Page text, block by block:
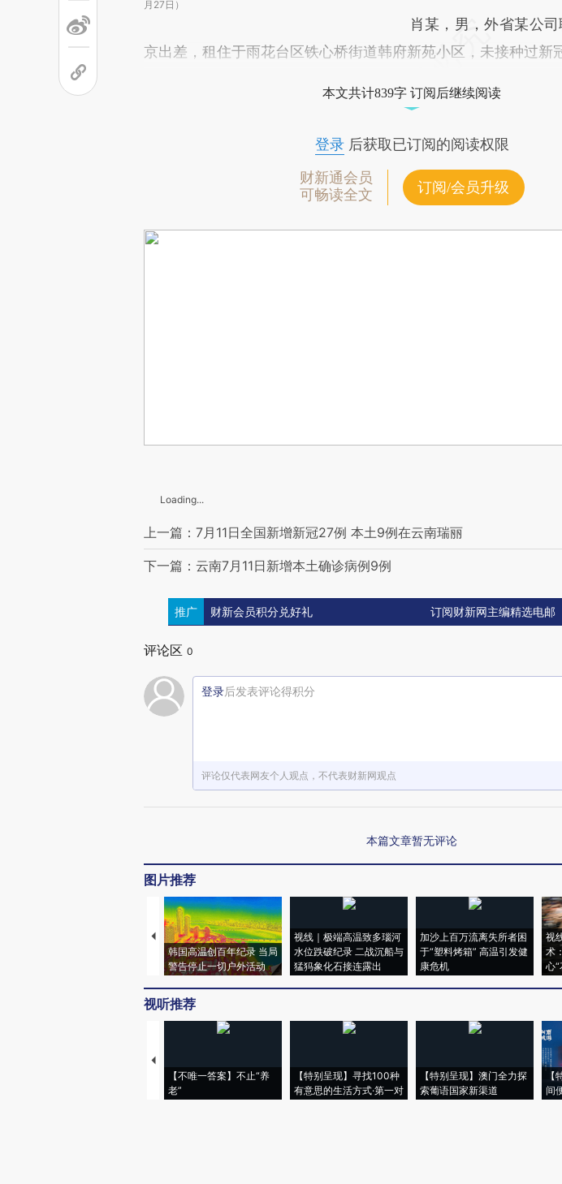
月27日）
肖某，男，外省某公司
京出差，租住于雨花台区铁心桥街道韩府新苑小区，未接种过新
本文共计839字 订阅后继续阅读
登录后获取已订阅的阅读权限
财新通会员
可畅读全文
订阅/会员升级
Loading...
上一篇：7月11日全国新增新冠27例 本土9例在云南瑞丽
下一篇：云南7月11日新增本土确诊病例9例
推广 财新会员积分兑好礼 订阅财新网主编精选电邮
评论区 0
登录后发表评论得积分
评论仅代表网友个人观点，不代表财新网观点
本篇文章暂无评论
图片推荐
韩国高温创百年纪录 当局
警告停止一切户外活动
视线｜极端高温致多瑙河
水位跌破纪录 二战沉船与
猛犸象化石接连露出
加沙上百万流离失所者困
于“塑料烤箱” 高温引发健
康危机
视
术
心“
视听推荐
【不唯一答案】不止“养
老”
【特别呈现】寻找100种
有意思的生活方式·第一对
【特别呈现】澳门全力探
索葡语国家新渠道
间